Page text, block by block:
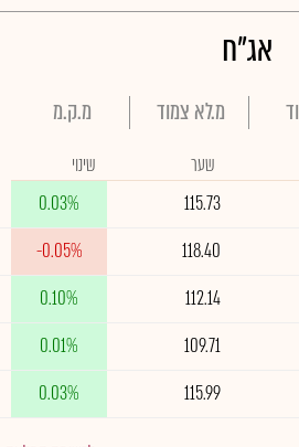
אג"ח
מ.לא צמוד מ.ק.מ
שער שינוי
115.73
0.03%
118.40
-0.05%
112.14
0.10%
109.71
0.01%
115.99
0.03%